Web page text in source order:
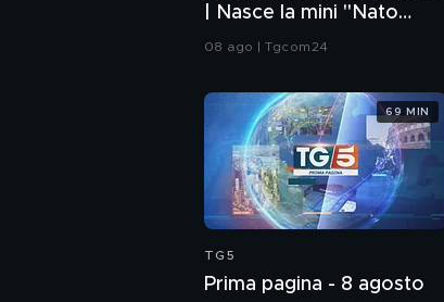
| Nasce la mini "Nato
sunnita"
08 ago | Tgcom24
TG5
Prima pagina - 8 agosto
69 MIN